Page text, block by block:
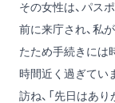
その女性は、パス
前に来庁され、私
たため手続きには
時間近く過ぎてい
訪ね、「先日はあ